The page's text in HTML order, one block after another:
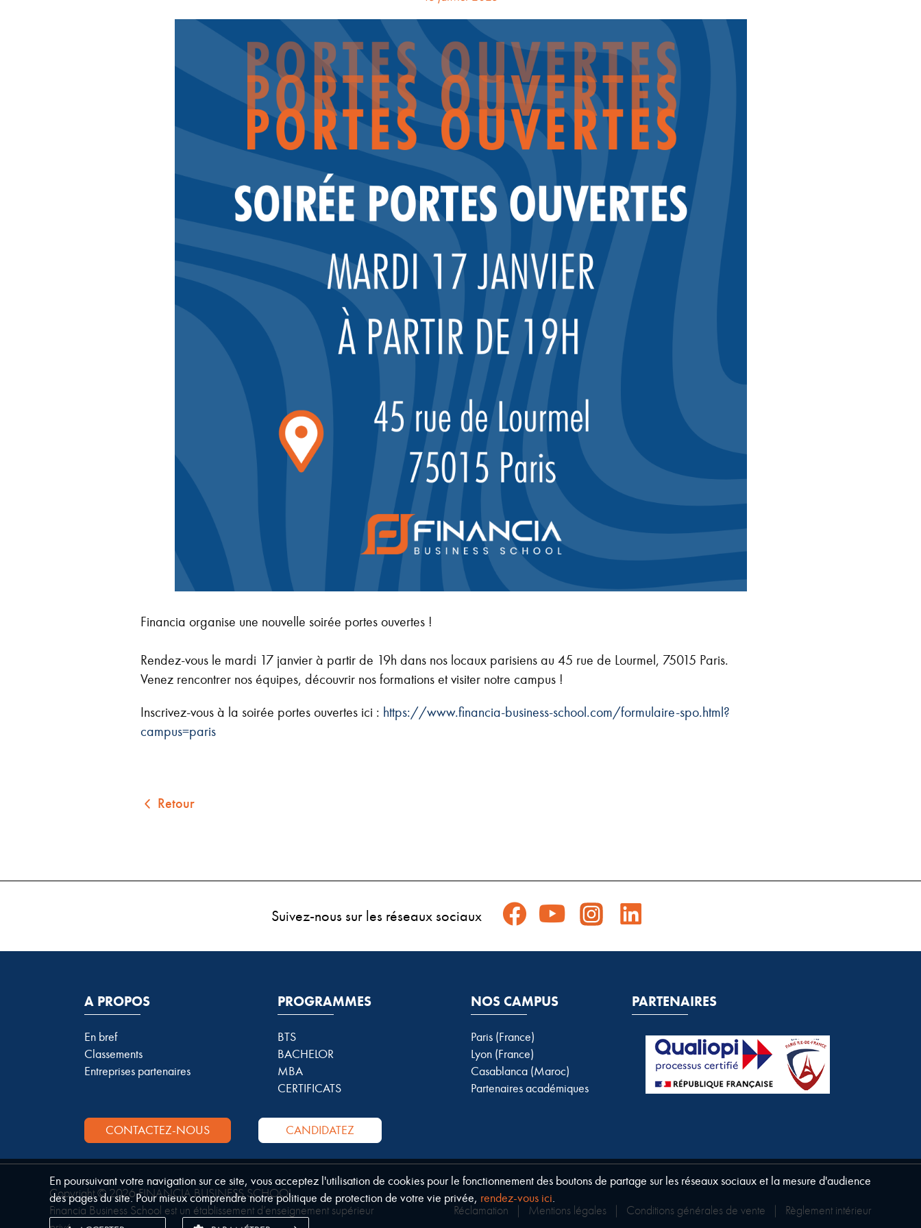
Financia organise une nouvelle soirée portes ouvertes !
Rendez-vous le mardi 17 janvier à partir de 19h dans nos locaux parisiens au 45 rue de Lourmel, 75015 Paris.
Venez rencontrer nos équipes, découvrir nos formations et visiter notre campus !
Inscrivez-vous à la soirée portes ouvertes ici : https://www.financia-business-school.com/formulaire-spo.html?
campus=paris
Retour
Suivez-nous sur les réseaux sociaux
A PROPOS
En bref
Classements
Entreprises partenaires
PROGRAMMES
BTS
BACHELOR
MBA
CERTIFICATS
CONTACTEZ-NOUS CANDIDATEZ
NOS CAMPUS
Paris (France)
Lyon (France)
Casablanca (Maroc)
Partenaires académiques
PARTENAIRES
Copyright © 2026 FINANCIA BUSINESS SCHOOL.
Financia Business School est un établissement d’enseignement supérieur
Réclamation Mentions légales Conditions générales de vente Règlement intérieur
En poursuivant votre navigation sur ce site, vous acceptez l'utilisation de cookies pour le fonctionnement des boutons de partage sur les réseaux sociaux et la mesure d'audience
des pages du site. Pour mieux comprendre notre politique de protection de votre vie privée, rendez-vous ici.